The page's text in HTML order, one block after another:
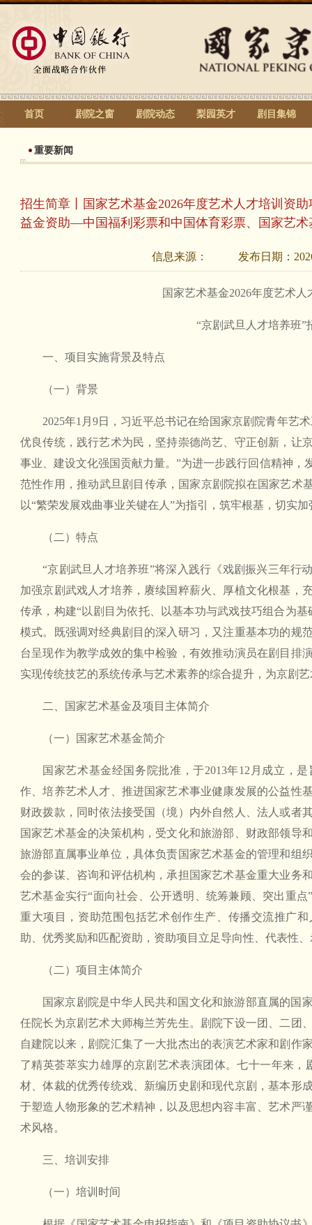
首页 剧院之窗 剧院动态 梨园英才 剧目集锦
重要新闻
招生简章丨国家艺术基金2026年度艺术人才培训资
益金资助—中国福利彩票和中国体育彩票、国家艺术
信息来源： 发布日期：
国家艺术基金2026年度艺术
“京剧武旦人才培养班”
一、项目实施背景及特点
（一）背景
2025年1月9日，习近平总书记在给国家京剧院青年艺
优良传统，践行艺术为民，坚持崇德尚艺、守正创新，让
事业、建设文化强国贡献力量。”为进一步践行回信精神，
范性作用，推动武旦剧目传承，国家京剧院拟在国家艺术
以“繁荣发展戏曲事业关键在人”为指引，筑牢根基，切实
（二）特点
“京剧武旦人才培养班”将深入践行《戏剧振兴三年行
加强京剧武戏人才培养，赓续国粹薪火、厚植文化根基，
传承，构建“以剧目为依托、以基本功与武戏技巧组合为
模式。既强调对经典剧目的深入研习，又注重基本功的规
台呈现作为教学成效的集中检验，有效推动演员在剧目排
实现传统技艺的系统传承与艺术素养的综合提升，为京剧
二、国家艺术基金及项目主体简介
（一）国家艺术基金简介
国家艺术基金经国务院批准，于2013年12月成立，
作、培养艺术人才、推进国家艺术事业健康发展的公益性
财政拨款，同时依法接受国（境）内外自然人、法人或者
国家艺术基金的决策机构，受文化和旅游部、财政部领导
旅游部直属事业单位，具体负责国家艺术基金的管理和组
会的参谋、咨询和评估机构，承担国家艺术基金重大业务
艺术基金实行“面向社会、公开透明、统筹兼顾、突出重
重大项目，资助范围包括艺术创作生产、传播交流推广
助、优秀奖励和匹配资助，资助项目立足导向性、代表性
（二）项目主体简介
国家京剧院是中华人民共和国文化和旅游部直属的国
任院长为京剧艺术大师梅兰芳先生。剧院下设一团、二团
自建院以来，剧院汇集了一大批杰出的表演艺术家和剧作
了精英荟萃实力雄厚的京剧艺术表演团体。七十一年来，
材、体裁的优秀传统戏、新编历史剧和现代京剧，基本形
于塑造人物形象的艺术精神，以及思想内容丰富、艺术严
术风格。
三、培训安排
（一）培训时间